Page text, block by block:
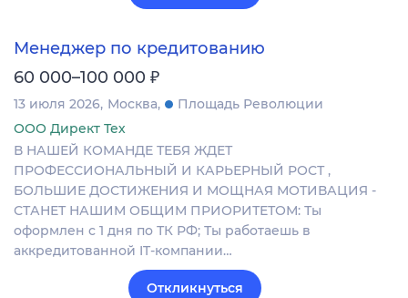
Менеджер по кредитованию
60 000–100 000 ₽
13 июля 2026 Москва
Площадь Революции
ООО Директ Тех
В НАШЕЙ КОМАНДЕ ТЕБЯ ЖДЕТ
ПРОФЕССИОНАЛЬНЫЙ И КАРЬЕРНЫЙ РОСТ ,
БОЛЬШИЕ ДОСТИЖЕНИЯ И МОЩНАЯ МОТИВАЦИЯ -
СТАНЕТ НАШИМ ОБЩИМ ПРИОРИТЕТОМ: Ты
оформлен с 1 дня по ТК РФ; Ты работаешь в
аккредитованной IT-компании…
Откликнуться